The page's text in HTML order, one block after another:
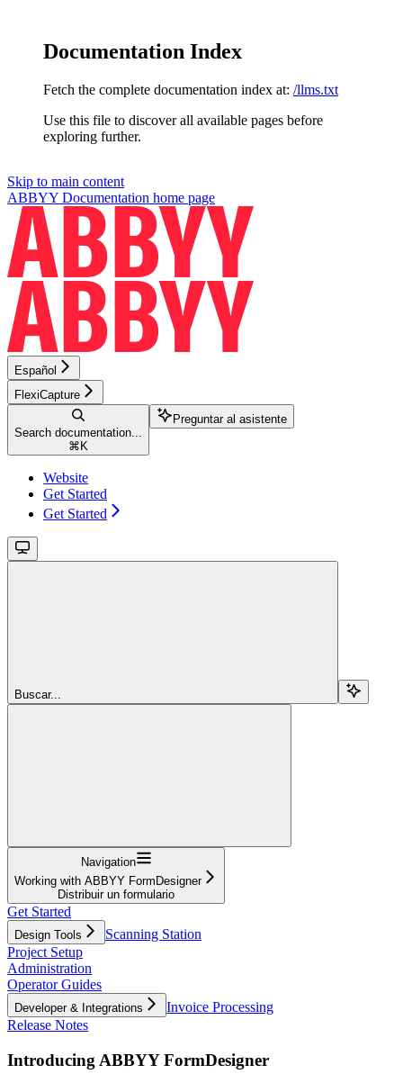
Documentation Index
Fetch the complete documentation index at: /llms.txt
Use this file to discover all available pages before
exploring further.
Skip to main content
ABBYY Documentation home page
Español
FlexiCapture
Search documentation...
⌘ K
Preguntar al asistente
Website
Get Started
Get Started
Buscar...
Navigation
Working with ABBYY FormDesigner
Distribuir un formulario
Get Started
Design Tools
Scanning Station
Project Setup
Administration
Operator Guides
Developer & Integrations
Invoice Processing
Release Notes
Introducing ABBYY FormDesigner